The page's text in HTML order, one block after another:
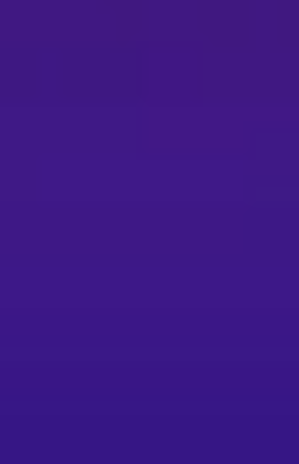
相關購票或售後問題請依 OPENTIX 與